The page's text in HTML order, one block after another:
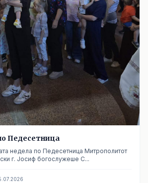
Педесетница
недела по Педесетница Митрополитот
г. Јосиф богослужеше С...